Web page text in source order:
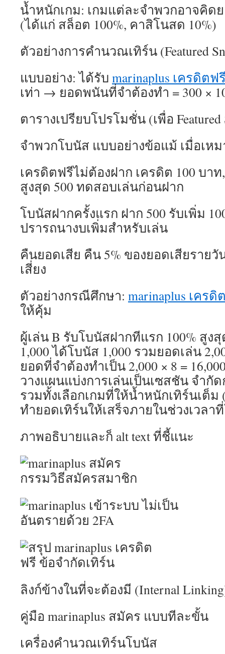
น้ำหนักเกม: เกมแต่ละจำพวกอาจคิด
(ได้แก่ สล็อต 100%, คาสิโนสด 10%)
ตัวอย่างการคำนวณเทิร์น (Featured
แบบอย่าง: ได้รับ marinaplus เครดิตฟ
เท่า → ยอดพนันที่จำต้องทำ = 300 ×
ตารางเปรียบโปรโมชั่น (เพื่อ Featured
จำพวกโบนัส แบบอย่างข้อแม้ เมื่อเห
เครดิตฟรีไม่ต้องฝาก เครดิต 100 บา
สูงสุด 500 ทดสอบเล่นก่อนฝาก
โบนัสฝากครั้งแรก ฝาก 500 รับเพิ่ม
ปรารถนางบเพิ่มสำหรับเล่น
คืนยอดเสีย คืน 5% ของยอดเสียรายวั
เสี่ยง
ตัวอย่างกรณีศึกษา: marinaplus เครดิ
ให้คุ้ม
ผู้เล่น B รับโบนัสฝากทีแรก 100% สูง
1,000 ได้โบนัส 1,000 รวมยอดเล่น
ยอดที่จำต้องทำเป็น 2,000 × 8 =
วางแผนแบ่งการเล่นเป็นเซสชัน จำกั
รวมทั้งเลือกเกมที่ให้น้ำหนักเทิร์นเต็ม
ทำยอดเทิร์นให้เสร็จภายในช่วงเวล
ภาพอธิบายและก็ alt text ที่ชี้แนะ
ลิงก์ข้างในที่จะต้องมี (Internal
คู่มือ marinaplus สมัคร แบบทีละขั้น
เครื่องคำนวณเทิร์นโบนัส